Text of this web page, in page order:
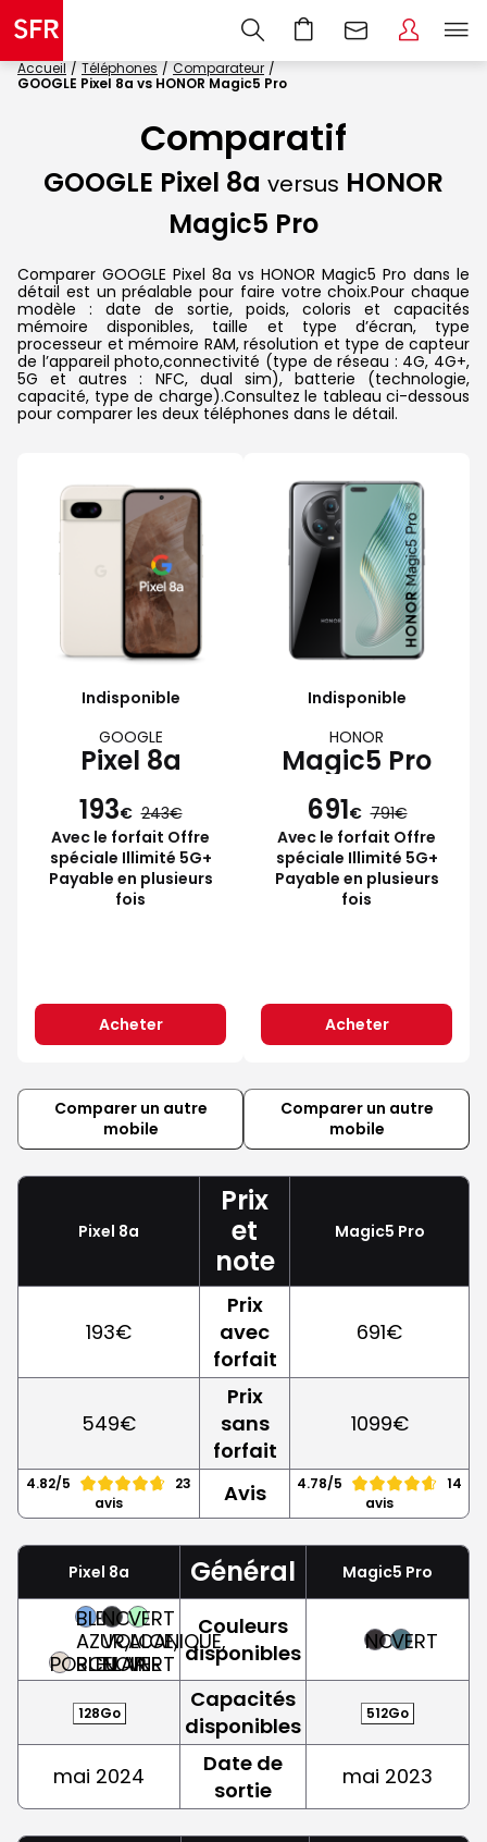
Accueil Téléphones
Comparateur
GOOGLE Pixel 8a vs HONOR Magic5 Pro
Comparatif
GOOGLE Pixel 8a versus HONOR
Magic5 Pro
Comparer GOOGLE Pixel 8a vs HONOR Magic5 Pro dans le
détail est un préalable pour faire votre choix.Pour chaque
modèle : date de sortie, poids, coloris et capacités
mémoire disponibles, taille et type d’écran, type
processeur et mémoire RAM, résolution et type de capteur
de l’appareil photo,connectivité (type de réseau : 4G, 4G+,
5G et autres : NFC, dual sim), batterie (technologie,
capacité, type de charge).Consultez le tableau ci-dessous
pour comparer les deux téléphones dans le détail.
Indisponible
GOOGLE
Pixel 8a
193€ 243
Avec le forfait Offre
spéciale Illimité 5G+
Payable en plusieurs
fois
Acheter
Indisponible
HONOR
Magic5 Pro
691€ 791
Avec le forfait Offre
spéciale Illimité 5G+
Payable en plusieurs
fois
Acheter
Comparer un autre
mobile
Comparer un autre
mobile
Pixel 8a
Prix
et
note
Magic5 Pro
193€
Prix
avec
forfait
691€
549€
Prix
sans
forfait
1099€
4.82/5
23
avis
Avis 4.78/5
14
avis
Pixel 8a Général Magic5 Pro
PORCELAINE
BLEU
AZUR,
BLEU
NOIR
VOLCANIQUE,
NOIR
VERT
ALOE,
VERT
Couleurs
disponibles
NOIRVERT
128Go
Capacités
disponibles
512Go
mai 2024
Date de
sortie
mai 2023